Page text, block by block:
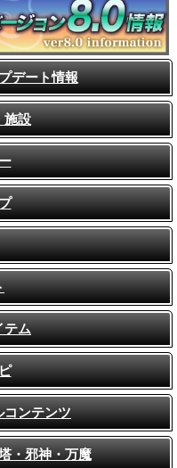
デート情報
施設
テム
コンテンツ
・邪神・万魔